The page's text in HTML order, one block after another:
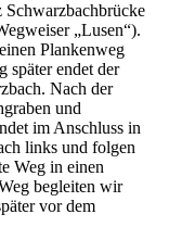
Schwarzbachbrücke
„Lusen“).
Plankenweg
später endet der
Nach der
und
im Anschluss in
links und folgen
Weg in einen
begleiten wir
vor dem